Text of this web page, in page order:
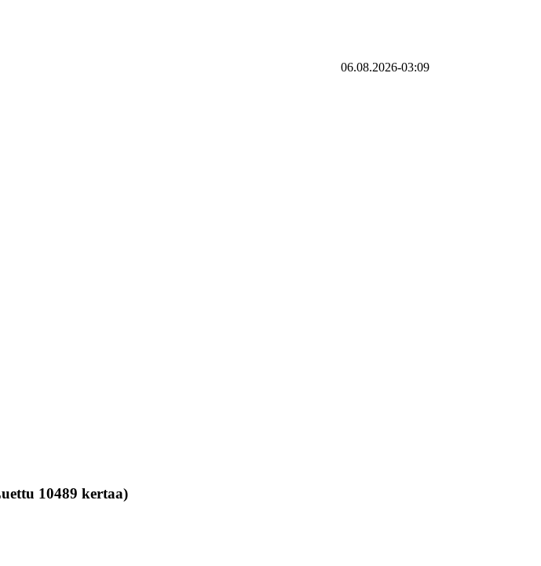
06.08.2026-03:09
10489 kertaa)